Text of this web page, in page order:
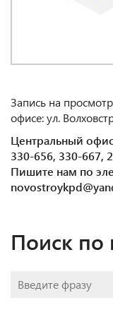
Запись на
офисе: ул.
Центральный
330-656, 330-667,
Пишите нам по
Поиск по